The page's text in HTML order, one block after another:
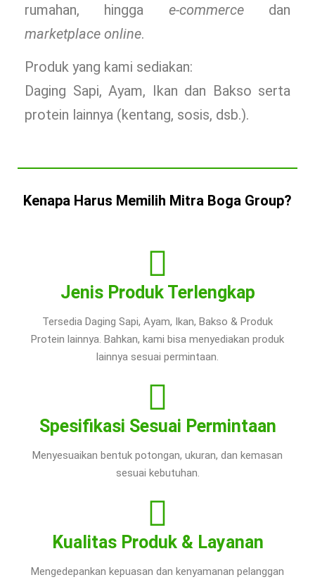
rumahan, hingga e-commercedan
marketplace online.
Produk yang kami sediakan:
Daging Sapi, Ayam, Ikan dan Bakso serta
protein lainnya (kentang, sosis, dsb.).
Kenapa Harus Memilih Mitra Boga Group?
Jenis Produk Terlengkap
Tersedia Daging Sapi, Ayam, Ikan, Bakso & Produk
Protein lainnya. Bahkan, kami bisa menyediakan produk
lainnya sesuai permintaan.
Spesifikasi Sesuai Permintaan
Menyesuaikan bentuk potongan, ukuran, dan kemasan
sesuai kebutuhan.
Kualitas Produk & Layanan
Mengedepankan kepuasan dan kenyamanan pelanggan